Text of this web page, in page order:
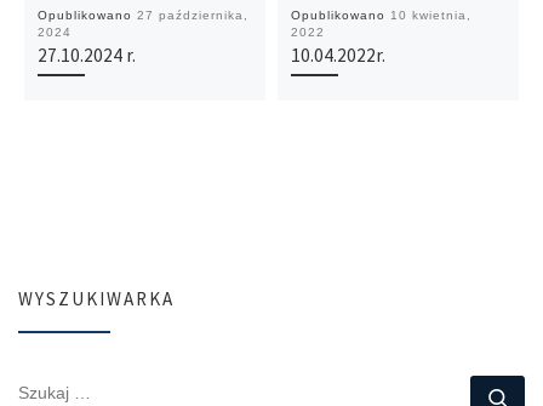
Opublikowano27 października,
2024
27.10.2024 r.
Opublikowano 10 kwietnia,
2022
10.04.2022r.
WYSZUKIWARKA
SZUKAJ